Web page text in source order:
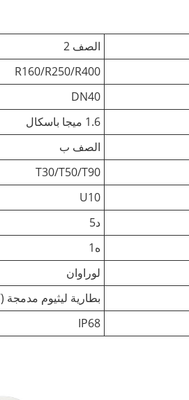
الصف 2
R160/R250/R400
DN40
1.6 ميجا باسكال
الصف ب
T30/T50/T90
U10
د5
ه1
لوراوان
بطارية ليثيوم مدمجة (DC3.6V)
IP68